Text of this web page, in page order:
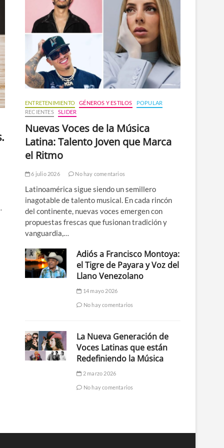
n
ú
ENTRETENIMIENTO GÉNEROS Y ESTILOS
POPULAR
RECIENTES
SLIDER
Nuevas Voces de la Música
Latina: Talento Joven que Marca
el Ritmo
6 julio 2026 No hay comentarios
Latinoamérica sigue siendo un semillero
inagotable de talento musical. En cada rincón
del continente, nuevas voces emergen con
propuestas frescas que fusionan tradición y
vanguardia,…
Adiós a Francisco Montoya:
el Tigre de Payara y Voz del
Llano Venezolano
14 mayo 2026
No hay comentarios
La Nueva Generación de
Voces Latinas que están
Redefiniendo la Música
2 marzo 2026
No hay comentarios